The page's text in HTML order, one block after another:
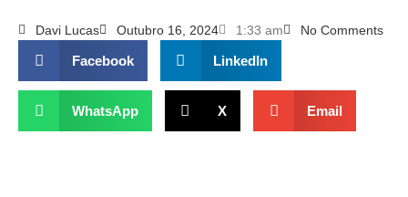
Davi Lucas Outubro 16, 2024 1:33 am No Comments
Facebook LinkedIn
WhatsApp X Email